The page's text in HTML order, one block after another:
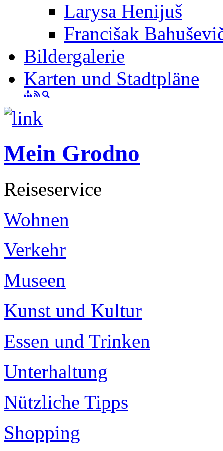
Larysa Henijuš
Francišak
Bildergalerie
Karten und Stadtpläne
Mein Grodno
Reiseservice
Wohnen
Verkehr
Museen
Kunst und Kultur
Essen und Trinken
Unterhaltung
Nützliche Tipps
Shopping